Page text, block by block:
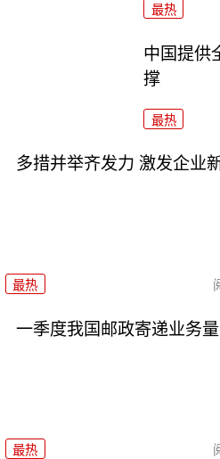
最热
中国提供
撑
最热
多措并举齐发力 激发企业
最热
一季度我国邮政寄递业务
最热